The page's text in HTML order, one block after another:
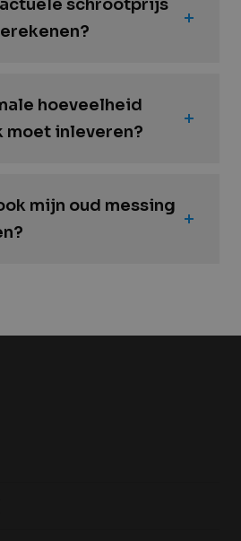
schrootprijs
hoeveelheid
moet inleveren?
mijn oud messing